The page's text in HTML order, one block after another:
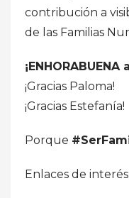
contribución a
de las Familias
¡ENHORABUENA
¡Gracias Paloma!
¡Gracias Estefanía!
Porque
Enlaces de interés: